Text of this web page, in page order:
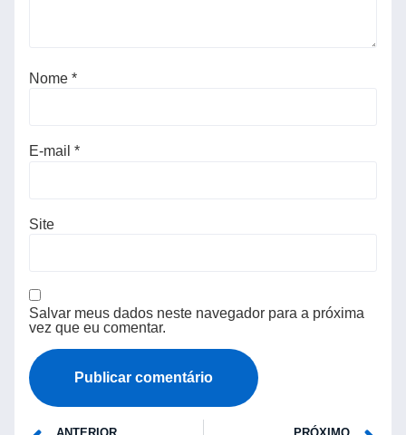
Nome *
E-mail *
Site
Salvar meus dados neste navegador para a próxima
vez que eu comentar.